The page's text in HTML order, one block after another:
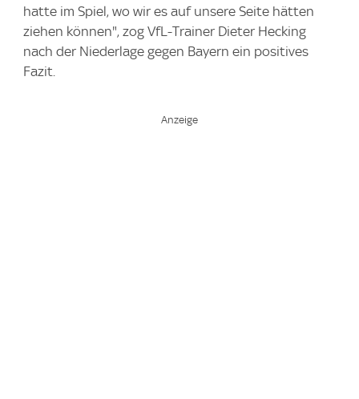
hatte im Spiel, wo wir es auf unsere Seite hätten
ziehen können", zog VfL-Trainer Dieter Hecking
nach der Niederlage gegen Bayern ein positives
Fazit.